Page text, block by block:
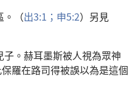
。（出3:1； 申5:2） 另 見
子 。 赫耳墨斯被人視為眾神
保羅在路司得被誤以為是這個